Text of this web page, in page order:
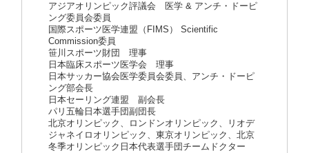
アジアオリンピック評議会 医学 & アンチ・ドーピ
ング委員会委員
国際スポーツ医学連盟（FIMS） Scientific
Commission委員
笹川スポーツ財団 理事
日本臨床スポーツ医学会 理事
日本サッカー協会医学委員会委員、アンチ・ドーピ
ング部会長
日本セーリング連盟 副会長
パリ五輪日本選手団副団長
北京オリンピック、ロンドンオリンピック、リオデ
ジャネイロオリンピック、東京オリンピック、北京
冬季オリンピック日本代表選手団チームドクター